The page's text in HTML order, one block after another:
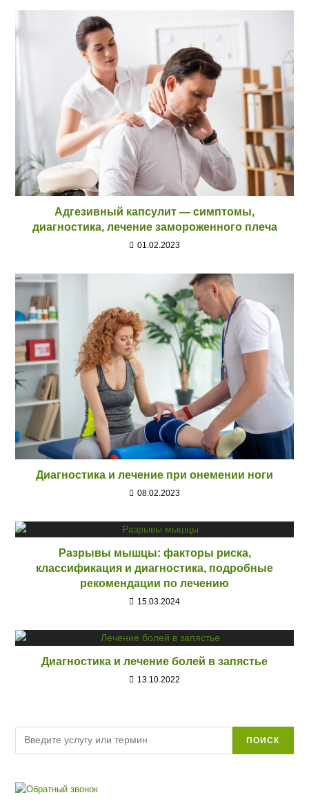
Адгезивный капсулит — симптомы,
диагностика, лечение замороженного плеча
01.02.2023
Диагностика и лечение при онемении ноги
08.02.2023
Разрывы мышцы: факторы риска,
классификация и диагностика, подробные
рекомендации по лечению
15.03.2024
Диагностика и лечение болей в запястье
13.10.2022
ПОИСК